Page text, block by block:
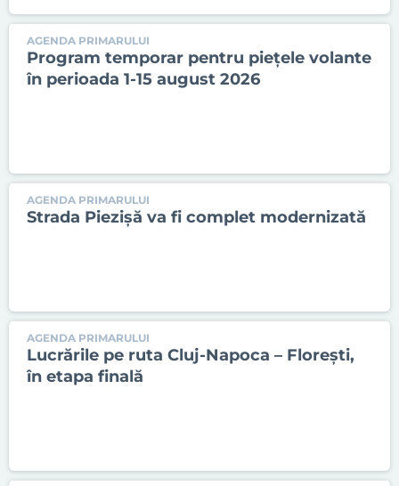
AGENDA PRIMARULUI
Program temporar pentru piețele volante
în perioada 1-15 august 2026
AGENDA PRIMARULUI
Strada Piezișă va fi complet modernizată
AGENDA PRIMARULUI
Lucrările pe ruta Cluj-Napoca – Florești,
în etapa finală